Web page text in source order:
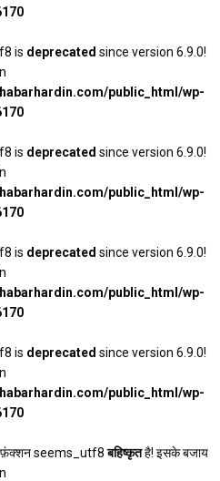
is deprecated since version 6.9.0!
public_html/wp-
is deprecated since version 6.9.0!
public_html/wp-
is deprecated since version 6.9.0!
public_html/wp-
is deprecated since version 6.9.0!
public_html/wp-
फ़ंक्शन seems_utf8बहिष्कृतहै! इसके बजाय